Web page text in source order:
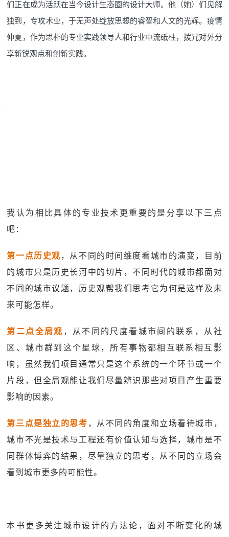
们正在成为活跃在当今设计生态圈的设计大师。他（她）们见解
独到，专攻术业，于无声处绽放思想的睿智和人文的光辉。疫情
仲夏，作为思朴的专业实践领导人和行业中流砥柱，拨冗对外分
享新锐观点和创新实践。
我认为相比具体的专业技术更重要的是分享以下三点
吧：
第一点历史观 ，从不同的时间维度看城市的演变，目前
的城市只是历史长河中的切片，不同时代的城市都面对
不同的城市议题，历史观帮我们思考它为何是这样及未
来可能怎样。
第二点全局观 ，从不同的尺度看城市间的联系，从社
区、城市群到这个星球，所有事物都相互联系相互影
响，虽然我们项目通常只是这个系统的一个环节或一个
片段，但全局观能让我们尽量辨识那些对项目产生重要
影响的因素。
第三点是独立的思考 ，从不同的角度和立场看待城市，
城市不光是技术与工程还有价值认知与选择，城市是不
同群体博弈的结果，尽量独立的思考，从不同的立场会
看到城市更多的可能性。
本书更多关注城市设计的方法论，面对不断变化的城